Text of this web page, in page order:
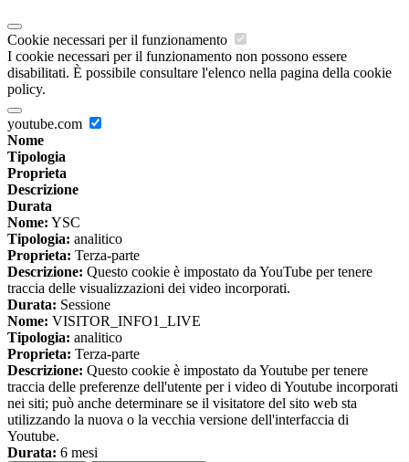
Cookie necessari per il funzionamento
I cookie necessari per il funzionamento non possono essere
disabilitati. È possibile consultare l'elenco nella pagina della cookie
policy.
youtube.com
Nome
Tipologia
Proprieta
Descrizione
Durata
Nome: YSC
Tipologia: analitico
Proprieta: Terza-parte
Descrizione: Questo cookie è impostato da YouTube per tenere
traccia delle visualizzazioni dei video incorporati.
Durata: Sessione
Nome: VISITOR_INFO1_LIVE
Tipologia: analitico
Proprieta: Terza-parte
Descrizione: Questo cookie è impostato da Youtube per tenere
traccia delle preferenze dell'utente per i video di Youtube incorporati
nei siti; può anche determinare se il visitatore del sito web sta
utilizzando la nuova o la vecchia versione dell'interfaccia di
Youtube.
Durata: 6 mesi